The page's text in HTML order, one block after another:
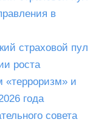
в
страховой пул
роста
«терроризм» и
года
совета